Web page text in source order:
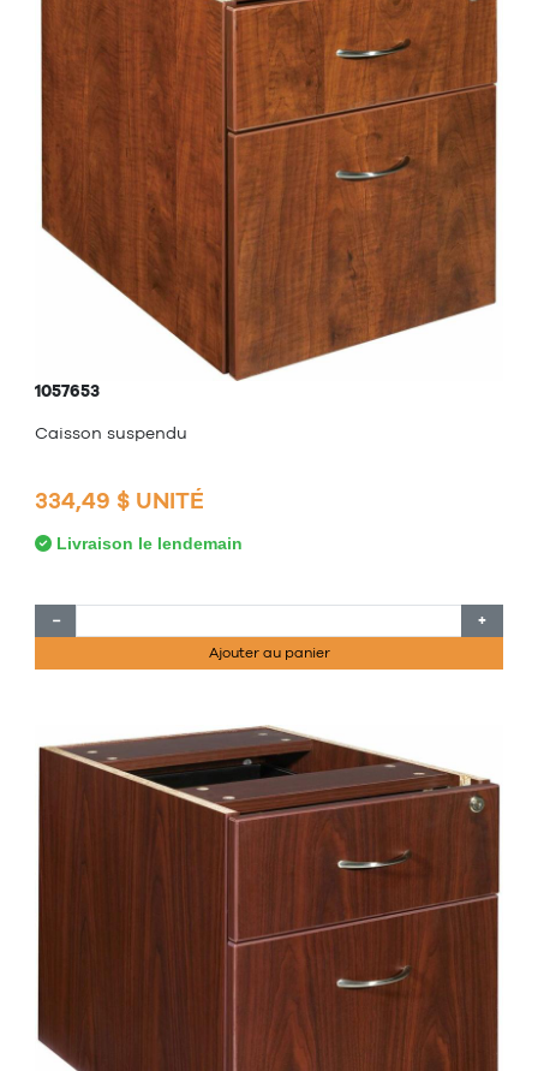
1057653
Caisson suspendu
334,49 $ UNITÉ
Livraison le lendemain
− +
Ajouter au panier